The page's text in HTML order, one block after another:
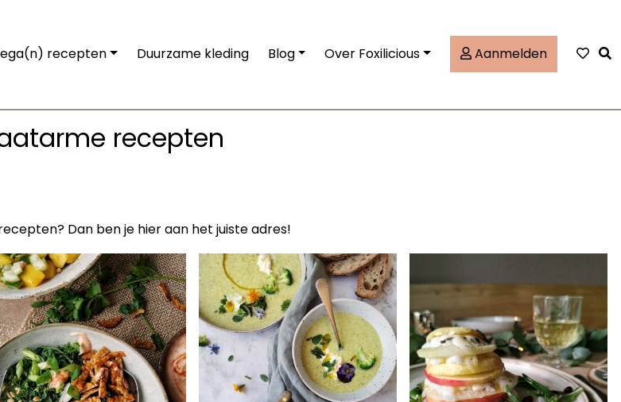
recepten Duurzame kleding Blog Over Foxilicious Aanmelden
recepten
Dan ben je hier aan het juiste adres!